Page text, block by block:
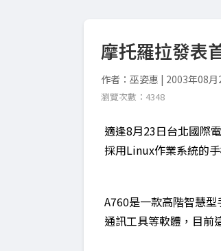
摩托羅拉發表
作者：巫姿惠 | 2003年08
瀏覽次數：4348
適逢8月23日台北國際
採用Linux作業系統的
A760是一款高階智慧
通訊工具等軟體，目前